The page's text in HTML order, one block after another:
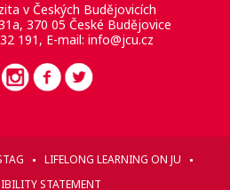
v Českých Budějovicích
370 05 České Budějovice
191, E-mail: info@jcu.cz
LIFELONG LEARNING ON JU
STATEMENT